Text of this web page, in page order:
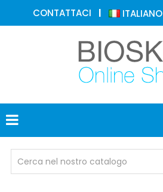
CONTATTACI ITALIANO
MEDICINA
ESTETICA
DERMATOLOGIA
FOTOTERAPIA
ELETTROMEDICALI
MEDICO
OCCHIALI
DI